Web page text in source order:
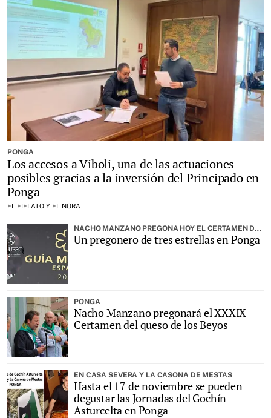
PONGA
Los accesos a Viboli, una de las actuaciones
posibles gracias a la inversión del Principado en
Ponga
EL FIELATO Y EL NORA
NACHO MANZANO PREGONA HOY EL CERTAMEN DE LOS BEYOS
Un pregonero de tres estrellas en Ponga
PONGA
Nacho Manzano pregonará el XXXIX
Certamen del queso de los Beyos
EN CASA SEVERA Y LA CASONA DE MESTAS
Hasta el 17 de noviembre se pueden
degustar las Jornadas del Gochín
Asturcelta en Ponga